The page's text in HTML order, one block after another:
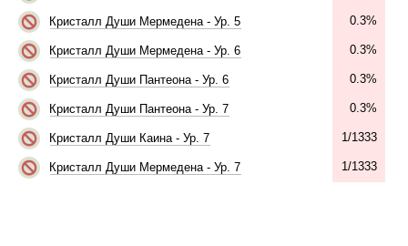
Кристалл Души Мермедена - Ур. 5 0.3%
Кристалл Души Мермедена - Ур. 6 0.3%
Кристалл Души Пантеона - Ур. 6 0.3%
Кристалл Души Пантеона - Ур. 7 0.3%
Кристалл Души Каина - Ур. 7 1/1333
Кристалл Души Мермедена - Ур. 7 1/1333